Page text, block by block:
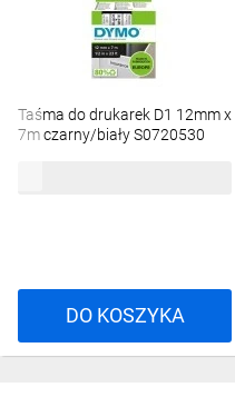
Taśma do drukarek D1 12mm x
7m czarny/biały S0720530
DO KOSZYKA